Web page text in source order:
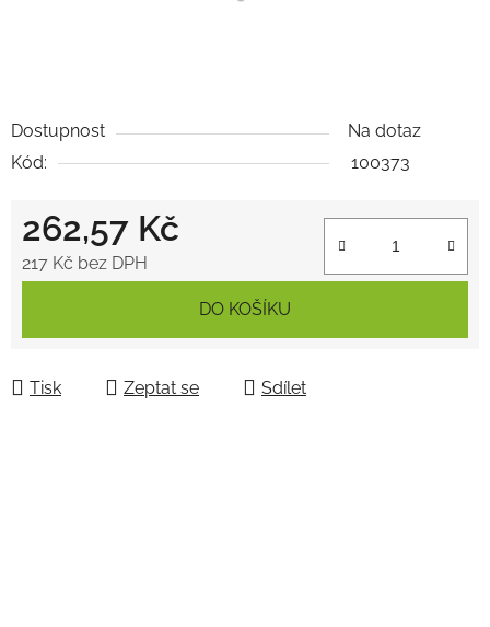
Dostupnost
Na dotaz
Kód:
100373
262,57 Kč
217 Kč bez DPH
DO KOŠÍKU
Tisk Zeptat se Sdílet